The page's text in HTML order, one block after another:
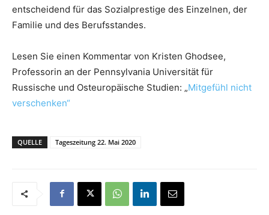
entscheidend für das Sozialprestige des Einzelnen, der
Familie und des Berufsstandes.
Lesen Sie einen Kommentar von Kristen Ghodsee,
Professorin an der Pennsylvania Universität für
Russische und Osteuropäische Studien: „Mitgefühl nicht
verschenken“
QUELLE Tageszeitung 22. Mai 2020